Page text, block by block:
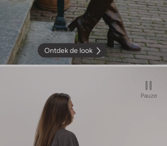
Ontdek de look
Pauze